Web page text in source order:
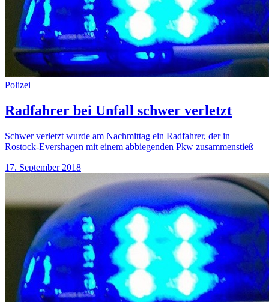
Polizei
Radfahrer bei Unfall schwer verletzt
Schwer verletzt wurde am Nachmittag ein Radfahrer, der in
Rostock-Evershagen mit einem abbiegenden Pkw zusammenstieß
17. September 2018